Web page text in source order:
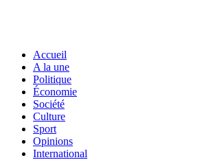
Accueil
A la une
Politique
Économie
Société
Culture
Sport
Opinions
International